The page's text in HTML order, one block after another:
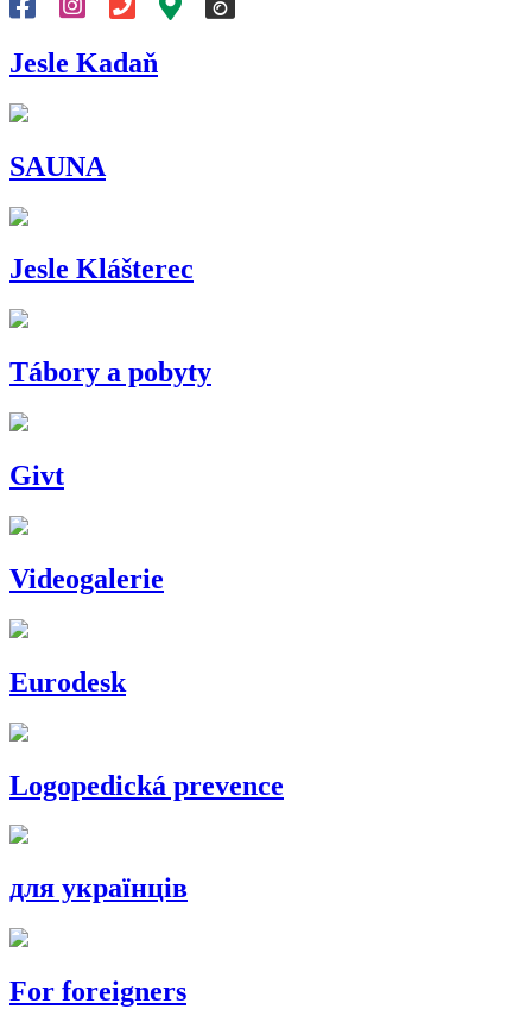
Jesle Kadaň
SAUNA
Jesle Klášterec
Tábory a pobyty
Givt
Videogalerie
Eurodesk
Logopedická prevence
для українців
For foreigners